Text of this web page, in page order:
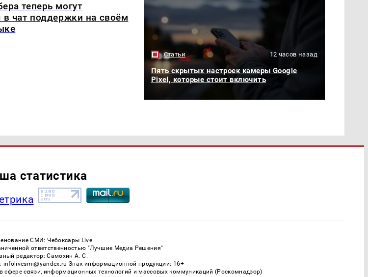
теперь могут
в чат поддержки на своём
Статьи 12 часов назад
Пять скрытых настроек камеры Google
Pixel, которые стоит включить
статистика
СМИ: Чебоксары Live
ответственностью "Лучшие Медиа Решения"
редактор: Самохин А. С.
infolivesmi@yandex.ru Знак информационной продукции: 16+
сфере связи, информационных технологий и массовых коммуникаций (Роскомнадзор)